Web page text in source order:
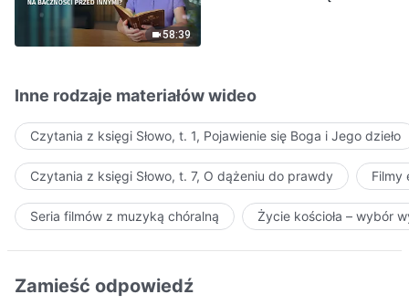
58:39
Inne rodzaje materiałów wideo
Czytania z księgi Słowo, t. 1, Pojawienie się Boga i Jego dzieło
Czytania z księgi Słowo, t. 7, O dążeniu do prawdy Filmy
Seria filmów z muzyką chóralną Życie kościoła – wybór
Zamieść odpowiedź